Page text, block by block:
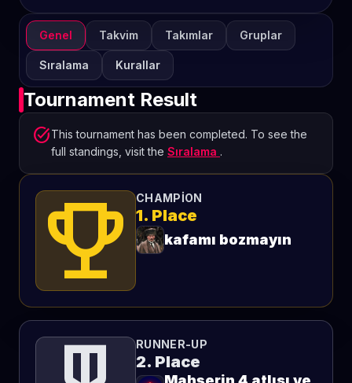
Genel Takvim Takımlar Gruplar
Sıralama Kurallar
Tournament Result
task_altThis tournament has been completed. To see the
full standings, visit the Sıralama .
emoji_events CHAMPION
1. Place
kafamı bozmayın
RUNNER-UP
2. Place